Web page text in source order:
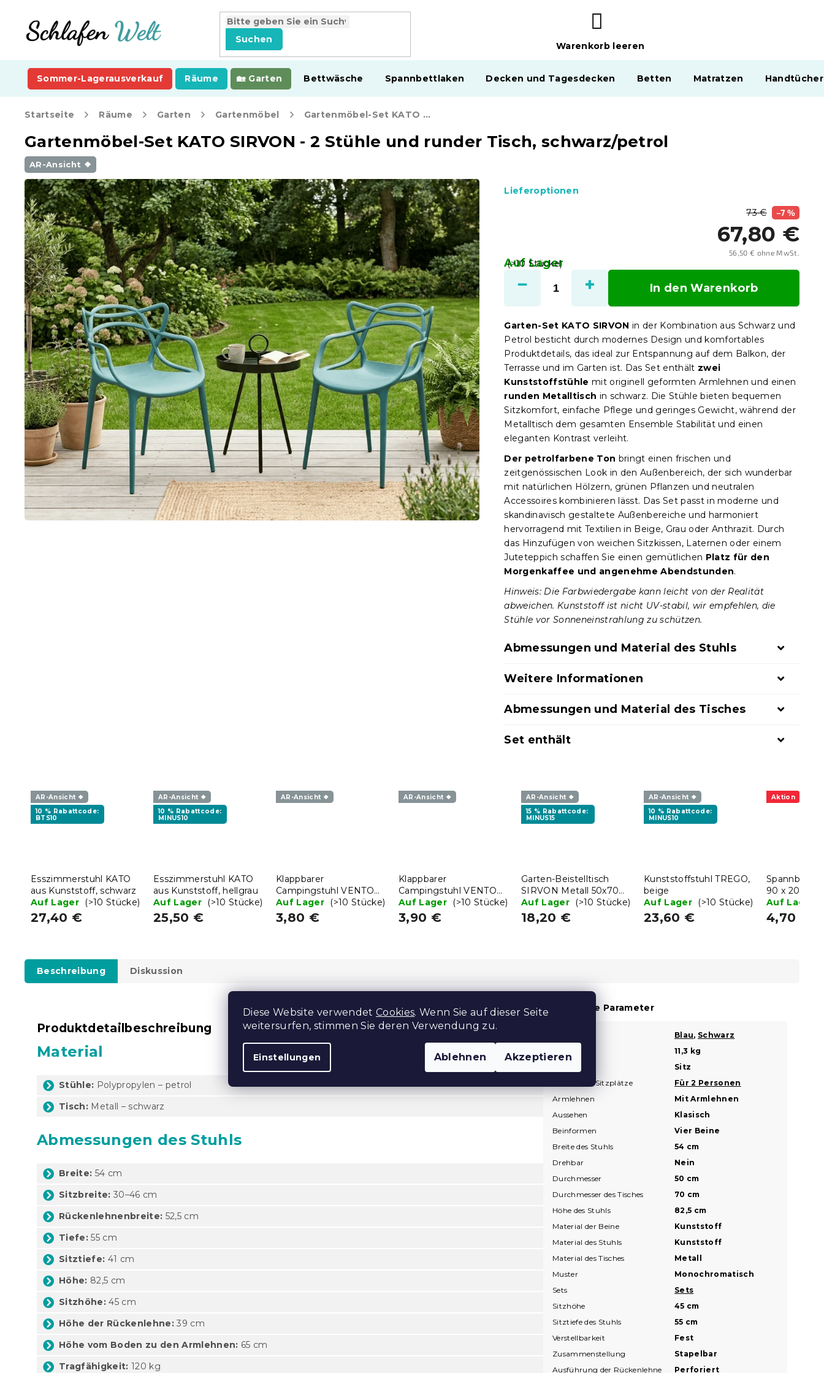
Diese Website verwendet Cookies. Wenn Sie auf dieser Seite
weitersurfen, stimmen Sie deren Verwendung zu.
Einstellungen Ablehnen Akzeptieren
springen
Suchen
WARENKORB
Warenkorb leeren
Sommer-Lagerausverkauf Räume Garten Bettwäsche Spannbettlaken Decken und Tagesdecken Betten Matratzen
Startseite Räume Garten Gartenmöbel Gartenmöbel-Set KATO SIRVON - 2 Stühle und runder Tisch, schwarz/petrol
Gartenmöbel-Set KATO SIRVON - 2 Stühle und runder Tisch, schwarz/petrol
AR-Ansicht ❖
73 € –7 %
67,80 €
56,50 € ohne MwSt.
Auf Lager
(>10 Stücke)
Lieferoptionen
In den Warenkorb
Garten-Set KATO SIRVON in der Kombination aus Schwarz und
Petrol besticht durch modernes Design und komfortables
Produktdetails, das ideal zur Entspannung auf dem Balkon, der
Terrasse und im Garten ist. Das Set enthält zwei
Kunststoffstühle mit originell geformten Armlehnen und einen
runden Metalltisch in schwarz. Die Stühle bieten bequemen
Sitzkomfort, einfache Pflege und geringes Gewicht, während der
Metalltisch dem gesamten Ensemble Stabilität und einen
eleganten Kontrast verleiht.
Der petrolfarbene Ton bringt einen frischen und
zeitgenössischen Look in den Außenbereich, der sich wunderbar
mit natürlichen Hölzern, grünen Pflanzen und neutralen
Accessoires kombinieren lässt. Das Set passt in moderne und
skandinavisch gestaltete Außenbereiche und harmoniert
hervorragend mit Textilien in Beige, Grau oder Anthrazit. Durch
das Hinzufügen von weichen Sitzkissen, Laternen oder einem
Juteteppich schaffen Sie einen gemütlichen Platz für den
Morgenkaffee und angenehme Abendstunden.
Hinweis: Die Farbwiedergabe kann leicht von der Realität
abweichen. Kunststoff ist nicht UV-stabil, wir empfehlen, die
Stühle vor Sonneneinstrahlung zu schützen.
Abmessungen und Material des Stuhls
Weitere Informationen
Abmessungen und Material des Tisches
Set enthält
AR-Ansicht ❖
10 % Rabattcode:
BTS10
Esszimmerstuhl KATO
aus Kunststoff, schwarz
Auf Lager
(>10 Stücke)
27,40 €
AR-Ansicht ❖
10 % Rabattcode:
MINUS10
Esszimmerstuhl KATO
aus Kunststoff, hellgrau
Auf Lager
(>10 Stücke)
25,50 €
AR-Ansicht ❖
Klappbarer
Campingstuhl VENTO
38 cm, blau
Auf Lager (>10 Stücke)
3,80 €
AR-Ansicht ❖
Klappbarer
Campingstuhl VENTO
38 cm, schwarz
Auf Lager (>10 Stücke)
3,90 €
AR-Ansicht ❖
15 % Rabattcode:
MINUS15
Garten-Beistelltisch
SIRVON Metall 50x70
cm, schwarz
Auf Lager (>10 Stücke)
18,20 €
AR-Ansicht ❖
10 % Rabattcode:
MINUS10
Kunststoffstuhl TREGO,
beige
Auf Lager
(>10 Stücke)
23,60 €
Aktion
90 x 200 cm
Auf Lager
4,70 €
Beschreibung Diskussion
Produktdetailbeschreibung
Material
Stühle: Polypropylen – petrol
Tisch: Metall – schwarz
Abmessungen des Stuhls
Breite: 54 cm
Sitzbreite: 30–46 cm
Rückenlehnenbreite: 52,5 cm
Tiefe: 55 cm
Sitztiefe: 41 cm
Höhe: 82,5 cm
Sitzhöhe: 45 cm
Höhe der Rückenlehne: 39 cm
Höhe vom Boden zu den Armlehnen: 65 cm
Tragfähigkeit: 120 kg
Zusätzliche Parameter
Blau, Schwarz
11,3 kg
Sitz
Anzahl der Sitzplätze
Für 2 Personen
Armlehnen
Mit Armlehnen
Aussehen
Klasisch
Beinformen
Vier Beine
Breite des Stuhls
54 cm
Drehbar
Nein
Durchmesser
50 cm
Durchmesser des Tisches
70 cm
Höhe des Stuhls
82,5 cm
Material der Beine
Kunststoff
Material des Stuhls
Kunststoff
Material des Tisches
Metall
Muster
Monochromatisch
Sets
Sets
Sitzhöhe
45 cm
Sitztiefe des Stuhls
55 cm
Verstellbarkeit
Fest
Zusammenstellung
Stapelbar
Ausführung der Rückenlehne
Perforiert